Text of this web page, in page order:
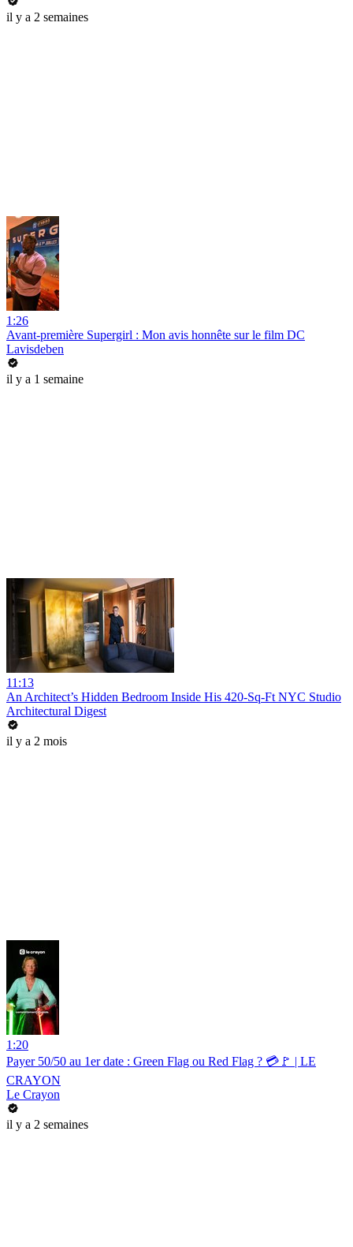
il y a 2 semaines
1:26
Avant-première Supergirl : Mon avis honnête sur le film DC
Lavisdeben
il y a 1 semaine
11:13
An Architect’s Hidden Bedroom Inside His 420-Sq-Ft NYC Studio
Architectural Digest
il y a 2 mois
1:20
Payer 50/50 au 1er date : Green Flag ou Red Flag ? 💳🚩 | LE
CRAYON
Le Crayon
il y a 2 semaines